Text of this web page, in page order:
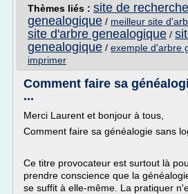
Thèmes liés : site de
genealogique / meilleur site
site d'arbre genealogique /
genealogique / exemple d'arbre
imprimer
Comment faire sa
...
Merci Laurent et bonjour à tous,
Comment faire sa généalogie sans
Ce titre provocateur est surtout là
prendre conscience que la
se suffit à elle-même. La pratiquer